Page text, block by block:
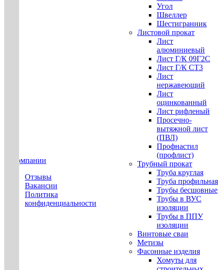
О компании
Отзывы
Вакансии
Политика
конфиденциальности
Угол
Швеллер
Шестигранник
Листовой прокат
Лист
алюминиевый
Лист Г/К 09Г2С
Лист Г/К СТ3
Лист
нержавеющий
Лист
оцинкованный
Лист рифленый
Просечно-
вытяжной лист
(ПВЛ)
Профнастил
(профлист)
Трубный прокат
Труба круглая
Труба профильная
Трубы бесшовные
Трубы в ВУС
изоляции
Трубы в ППУ
изоляции
Винтовые сваи
Метизы
Фасонные изделия
Хомуты для